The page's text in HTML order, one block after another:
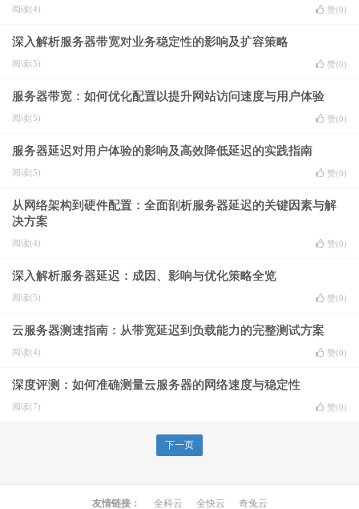
阅读(4) 赞(0)
深入解析服务器带宽对业务稳定性的影响及扩容策略
阅读(5) 赞(0)
服务器带宽：如何优化配置以提升网站访问速度与用户体验
阅读(5) 赞(0)
服务器延迟对用户体验的影响及高效降低延迟的实践指南
阅读(5) 赞(0)
从网络架构到硬件配置：全面剖析服务器延迟的关键因素与解
决方案
阅读(4) 赞(0)
深入解析服务器延迟：成因、影响与优化策略全览
阅读(5) 赞(0)
云服务器测速指南：从带宽延迟到负载能力的完整测试方案
阅读(4) 赞(0)
深度评测：如何准确测量云服务器的网络速度与稳定性
阅读(7) 赞(0)
下一页
友情链接： 全科云 全快云 奇兔云